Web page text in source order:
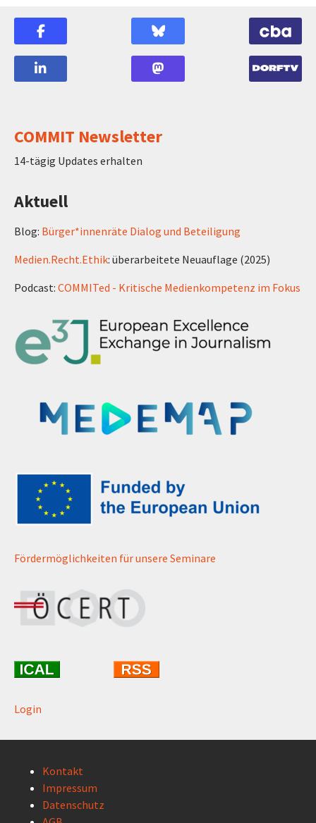
COMMIT Newsletter
14-tägig Updates erhalten
Aktuell
Blog: Bürger*innenräte Dialog und Beteiligung
Medien.Recht.Ethik: überarbeitete Neuauflage (2025)
Podcast: COMMITed - Kritische Medienkompetenz im Fokus
Fördermöglichkeiten für unsere Seminare
Login
Kontakt
Impressum
Datenschutz